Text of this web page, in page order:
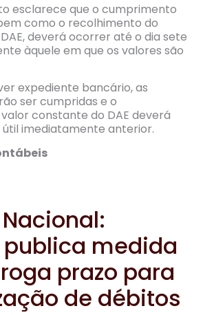
esclarece que o cumprimento
como o recolhimento do
deverá ocorrer até o dia sete
àquele em que os valores são
expediente bancário, as
ser cumpridas e o
constante do DAE deverá
imediatamente anterior.
medida
prazo para
de débitos